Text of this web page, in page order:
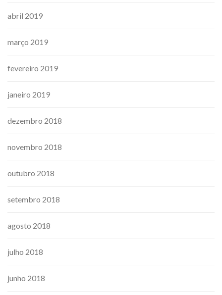
abril 2019
março 2019
fevereiro 2019
janeiro 2019
dezembro 2018
novembro 2018
outubro 2018
setembro 2018
agosto 2018
julho 2018
junho 2018